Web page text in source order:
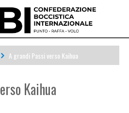
A grandi Passi verso Kaihua
Kaihua